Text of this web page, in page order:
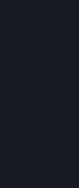
ситуация не
можете
пользователей
дополнительные
Средства за
течение недели
кошелек Steam
Steam не сможет
способ оплаты,
доступные в